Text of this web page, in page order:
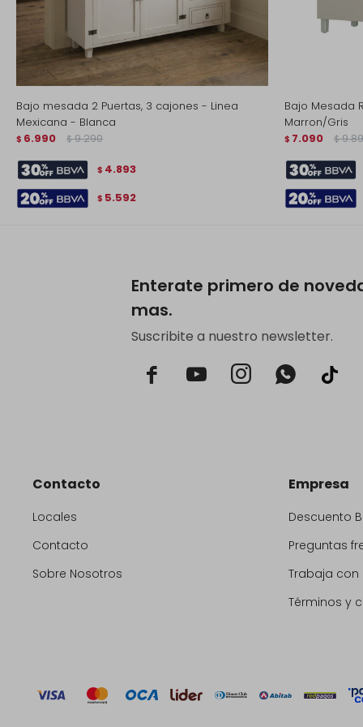
Bajo mesada 2 Puertas, 3 cajones - Linea
Mexicana - Blanca
$ 6.990 $ 9.290
$ 4.893
$ 5.592
Bajo Mesada
Marron/Gris
$ 7.090 $
Enterate primero de
mas.
Suscribite a nuestro newsletter.
  
Contacto
Locales
Contacto
Sobre Nosotros
Empresa
Descuento
Preguntas
Trabaja
Términos y